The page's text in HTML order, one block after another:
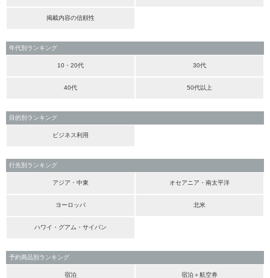
掲載内容の信頼性
年代別ランキング
10・20代 30代
40代 50代以上
目的別ランキング
ビジネス利用
行先別ランキング
アジア・中東 オセアニア・南太平洋
ヨーロッパ 北米
ハワイ・グアム・サイパン
予約商品別ランキング
宿泊 宿泊＋航空券